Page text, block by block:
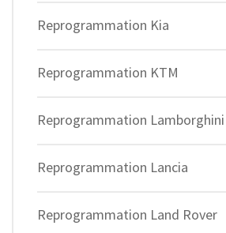
Reprogrammation Kia
Reprogrammation KTM
Reprogrammation Lamborghini
Reprogrammation Lancia
Reprogrammation Land Rover